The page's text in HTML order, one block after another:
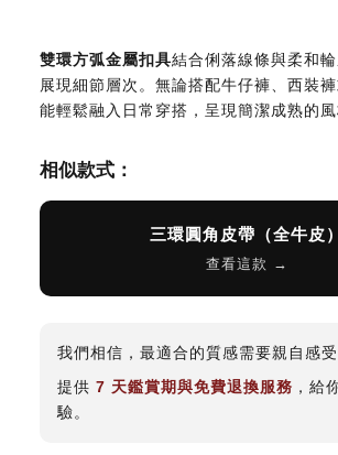
雙環方弧金屬扣具結合俐落線條與柔和
展現細節層次。無論搭配牛仔褲、西裝
能輕鬆融入日常穿搭，呈現簡潔成熟的風
相似款式：
三環圓角皮帶（全牛皮）
查看這款 →
我們相信，最適合的質感需要親自感受
提供 7 天鑑賞期與免費退換服務 ，給
驗。